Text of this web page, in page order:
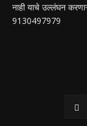
नाही याचे उल्लंघन
9130497979